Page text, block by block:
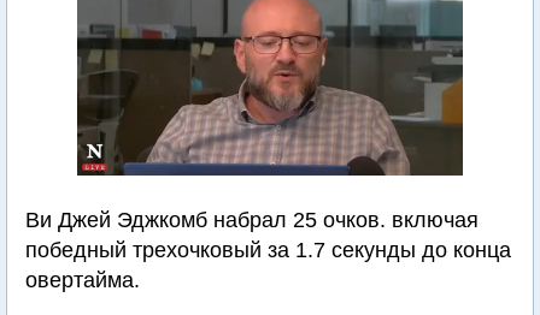
Ви Джей Эджкомб набрал 25 очков. включая
победный трехочковый за 1.7 секунды до конца
овертайма.